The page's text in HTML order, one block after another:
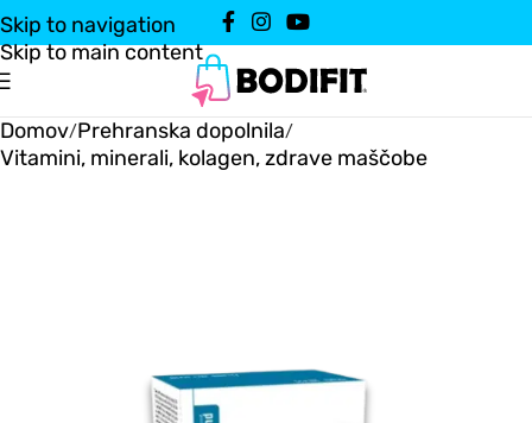
Skip to navigation
Skip to main content
Domov/Prehranska dopolnila/
Vitamini, minerali, kolagen, zdrave maščobe